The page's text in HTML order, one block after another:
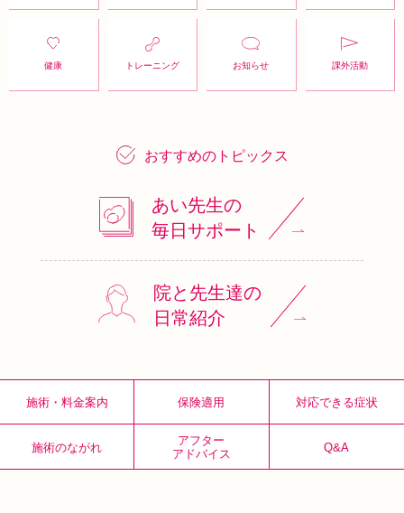
健康 トレーニング お知らせ 課外活動
おすすめのトピックス
あい先生の
毎日サポート
院と先生達の
日常紹介
施術・料金案内 保険適用 対応できる症状
施術のながれ アフター
アドバイス Q&A